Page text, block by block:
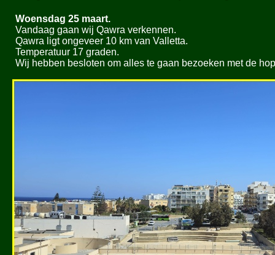
Woensdag 25 maart.
Vandaag gaan wij Qawra verkennen.
Qawra ligt ongeveer 10 km van Valletta.
Temperatuur 17 graden.
Wij hebben besloten om alles te gaan bezoeken met de